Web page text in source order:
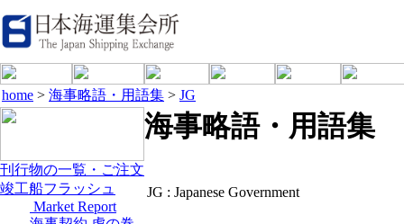
home > 海事略語・用語集 > JG
刊行物の一覧・ご注文
竣工船フラッシュ
Market Report
海事略語・用語集
JG : Japanese Government